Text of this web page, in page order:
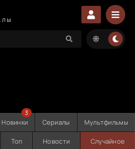
Новинки
3
Сериалы Мультфильмы
Топ Новости Случайное